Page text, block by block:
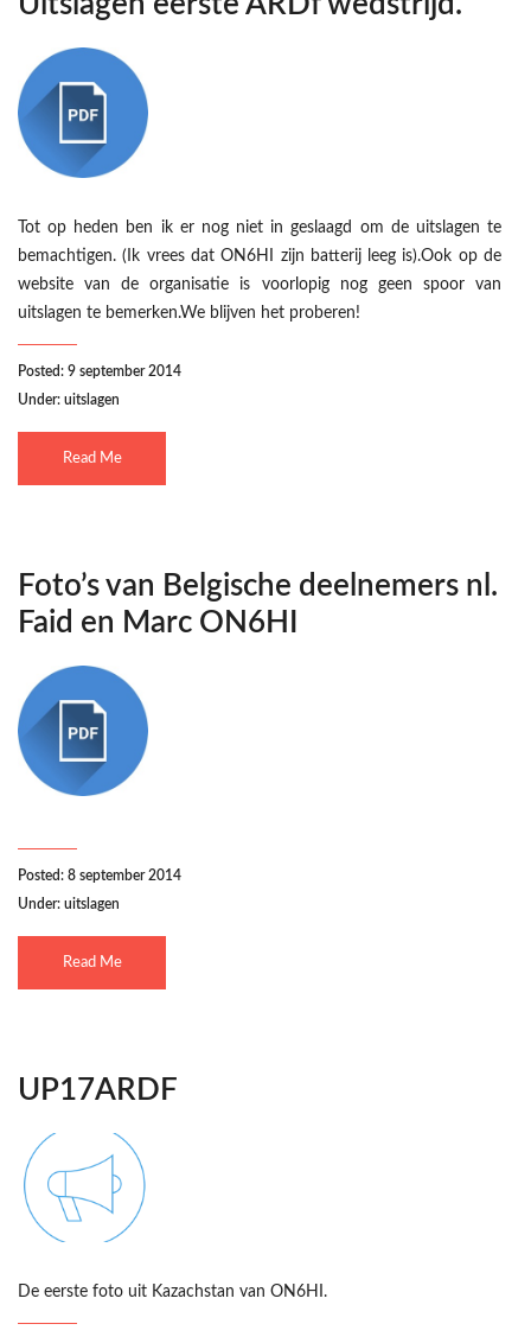
Tot op heden ben ik er nog niet in geslaagd om de uitslagen te
bemachtigen. (Ik vrees dat ON6HI zijn batterij leeg is).Ook op de
website van de organisatie is voorlopig nog geen spoor van
uitslagen te bemerken.We blijven het proberen!
Posted: 9 september 2014
Under: uitslagen
Read Me
Foto’s van Belgische deelnemers nl.
Faid en Marc ON6HI
Posted: 8 september 2014
Under: uitslagen
Read Me
UP17ARDF
De eerste foto uit Kazachstan van ON6HI.